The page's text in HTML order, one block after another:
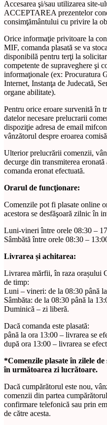
Accesarea şi/sau utilizarea site-
ACCEPTAREA prezentelor
consimţământului cu privire la
Orice informaţie privitoare la
MIF, comanda plasată se va
disponibilă pentru terţi la
competente de supraveghere şi
informaţionale (ex: Procuratura
Internet, Instanţa de Judecată,
organe abilitate).
Pentru orice eroare survenită în
datelor necesare prelucrarii
dispoziţie adresa de email
vânzătorul despre eroarea
Ulterior prelucrării comenzii,
decurge din transmiterea
comanda eronat efectuată.
Orarul de funcţionare:
Comenzile pot fi plasate online
acestora se desfăşoară zilnic în
Luni-vineri între orele 08:30 –
Sâmbătă între orele 08:30 –
Livrarea și achitarea:
Livrarea mărfii, în raza orașului
de timp:
Luni – vineri: de la 08:30 până
Sâmbăta: de la 08:30 până la
Duminică – zi liberă.
Dacă comanda este plasată:
până la ora 13:00 – livrarea se
după ora 13:00 – livrarea se
*Comenzile plasate în zilele
în următoarea zi lucrătoare.
Dacă cumpărătorul este nou,
comenzii din partea
confirmare telefonică sau prin
de către acesta.